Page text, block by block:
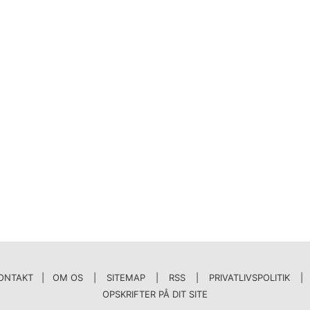
| OM OS SITEMAP RSS PRIVATLIVSPOLITIK
OPSKRIFTER PÅ DIT SITE